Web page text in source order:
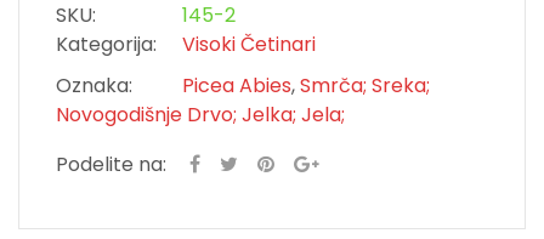
SKU:
145-2
Kategorija:
Visoki Četinari
Oznaka:
Picea Abies,Smrča; Sreka;
Novogodišnje Drvo; Jelka; Jela;
Podelite na: